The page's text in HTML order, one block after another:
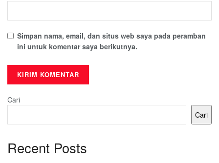
Simpan nama, email, dan situs web saya pada peramban
ini untuk komentar saya berikutnya.
Cari
Cari
Recent Posts